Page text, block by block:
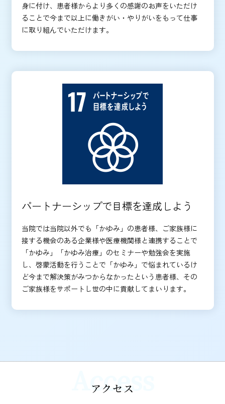
身に付け、患者様からより多くの感謝のお声をいただけ
ることで今まで以上に働きがい・やりがいをもって仕事
に取り組んでいただけます。
パートナーシップで目標を達成しよう
当院では当院以外でも「かゆみ」の患者様、ご家族様に
接する機会のある企業様や医療機関様と連携することで
「かゆみ」「かゆみ治療」のセミナーや勉強会を実施
し、啓蒙活動を行うことで「かゆみ」で悩まれているけ
ど今まで解決策がみつからなかったという患者様、その
ご家族様をサポートし世の中に貢献してまいります。
Access
アクセス